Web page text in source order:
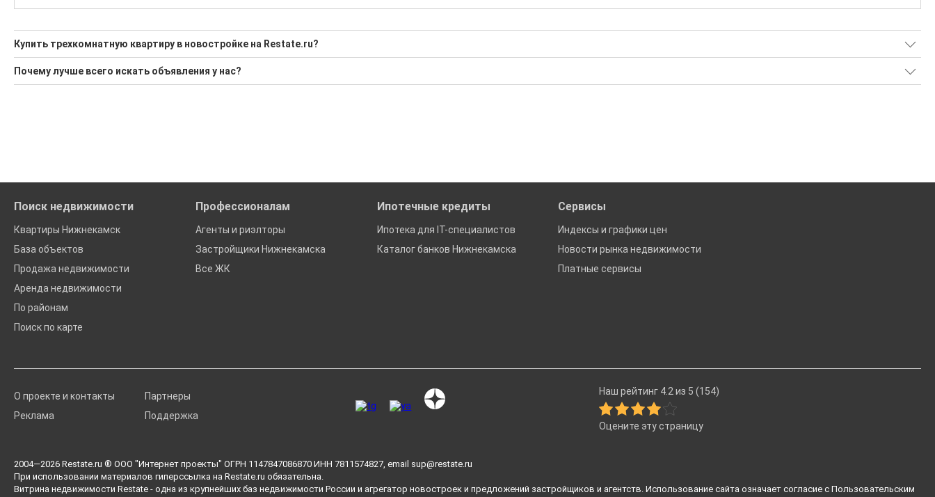
Купить трехкомнатную квартиру в новостройке на Restate.ru?
Ищите, как Купить трехкомнатную квартиру в новостройке?
2 актуальных и проверенных объявления
Почему лучше всего искать объявления у нас?
Поиск недвижимости
Квартиры Нижнекамск
База объектов
Продажа недвижимости
Аренда недвижимости
По районам
Поиск по карте
Профессионалам
Агенты и риэлторы
Застройщики Нижнекамска
Все ЖК
Ипотечные кредиты
Ипотека для IT-специалистов
Каталог банков Нижнекамска
Сервисы
Индексы и графики цен
Новости рынка недвижимости
Платные сервисы
О проекте и контакты
Реклама
Партнеры
Поддержка
Наш рейтинг 4.2 из 5 (154)
Оцените эту страницу
2004—2026 Restate.ru ® ООО "Интернет проекты" ОГРН 1147847086870 ИНН 7811574827, email sup@restate.ru
При использовании материалов гиперссылка на Restate.ru обязательна.
Витрина недвижимости Restate - одна из крупнейших баз недвижимости России и агрегатор новостроек и предложений застройщиков и агентств. Использование сайта означает согласие с Пользовательским